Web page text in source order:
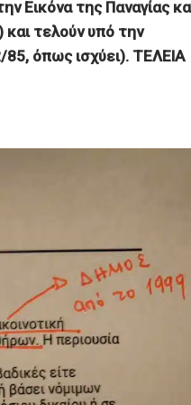
Εικόνα της Παναγίας
τελούν υπό την
85, όπως ισχύει). ΤΕΛΕΙΑ